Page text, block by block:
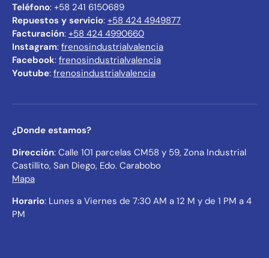
Teléfono: +58 241 6150689
Repuestos y servicio: +58 424 4949877
Facturación: +58 424 4990660
Instagram: frenosindustrialvalencia
Facebook: frenosindustrialvalencia
Youtube: frenosindustrialvalencia
¿Donde estamos?
Dirección: Calle 101 parcelas CM58 y 59, Zona Industrial
Castillito, San Diego, Edo. Carabobo
Mapa
Horario: Lunes a Viernes de 7:30 AM a 12 M y de 1 PM a 4
PM